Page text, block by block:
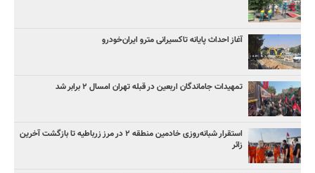
آغاز احداث پایانه تاکسیرانی مترو ایران‌خودرو
تمهیدات جاماندگان اربعین در قبله تهران امسال ۲ برابر شد
استقرار شبانه‌روزی خادمین منطقه ۲ در مرز زرباطیه تا بازگشت آخرین
زائر